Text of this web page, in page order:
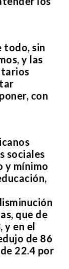
todo, sin
y las
con
sociales
y mínimo
que de
y en el
de 86
22.4 por